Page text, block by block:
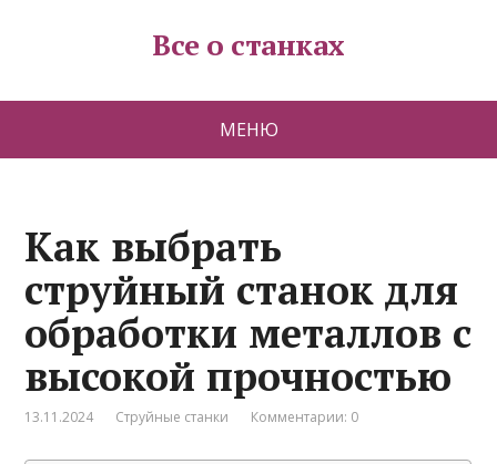
Все о станках
МЕНЮ
Как выбрать
струйный станок для
обработки металлов с
высокой прочностью
13.11.2024 Струйные станки Комментарии: 0